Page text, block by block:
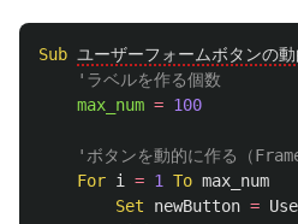
Sub ユーザーフォームボタンの
'ラベルを作る個数
max_num = 100
'ボタンを動的に作る（
For i = 1 To max_num
Set
newButton =